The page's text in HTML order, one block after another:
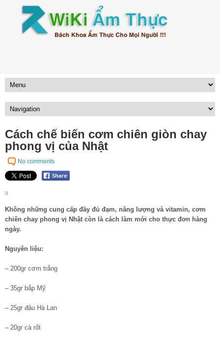
Cách chế biến cơm chiên giòn chay
phong vị của Nhật
No comments
a
Không những cung cấp đầy đủ đạm, năng lượng và vitamin, cơm
chiên chay phong vị Nhật còn là cách làm mới cho thực đơn hàng
ngày.
Nguyên liệu:
– 200gr cơm trắng
– 35gr bắp Mỹ
– 25gr đậu Hà Lan
– 20gr cà rốt